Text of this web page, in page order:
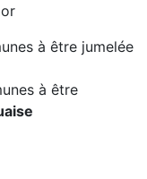
à être jumelée
à être